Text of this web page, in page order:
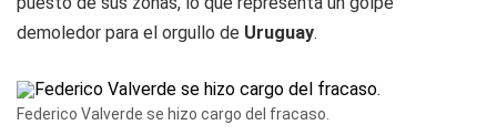
demoledor para el orgullo de Uruguay.
Federico Valverde se hizo cargo del fracaso.